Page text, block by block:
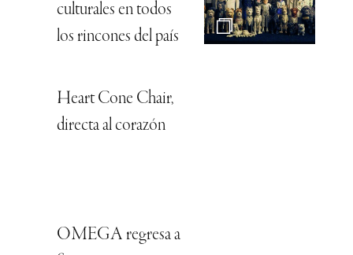
culturales en todos
los rincones del país
Heart Cone Chair,
directa al corazón
OMEGA regresa a